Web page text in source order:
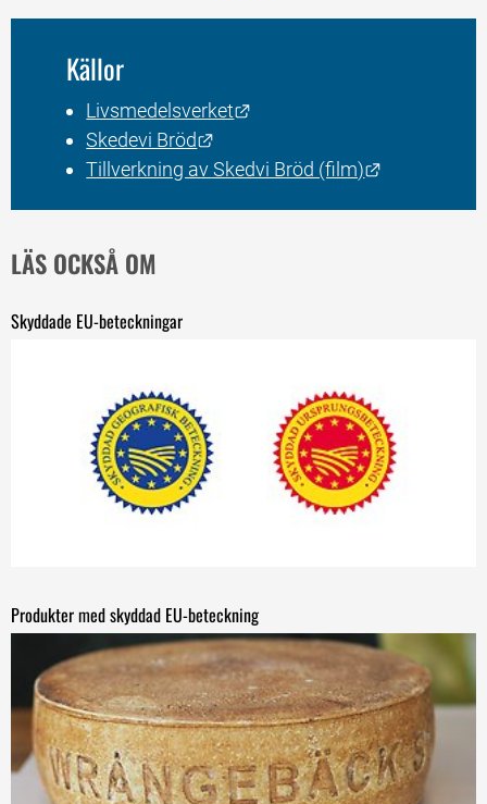
Källor
Livsmedelsverket
Skedevi Bröd
Tillverkning av Skedvi Bröd (film)
LÄS OCKSÅ OM
Skyddade EU-beteckningar
Produkter med skyddad EU-beteckning